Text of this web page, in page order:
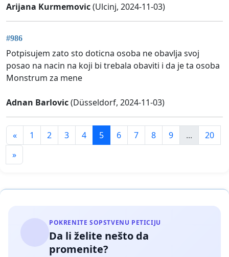
Arijana Kurmemovic(Ulcinj, 2024-11-03)
#986
Potpisujem zato sto doticna osoba ne obavlja svoj
posao na nacin na koji bi trebala obaviti i da je ta osoba
Monstrum za mene
Adnan Barlovic(Düsseldorf, 2024-11-03)
« 1 2 3 4 5 6 7 8 9 ...
20
»
POKRENITE SOPSTVENU PETICIJU
Da li želite nešto da
promenite?